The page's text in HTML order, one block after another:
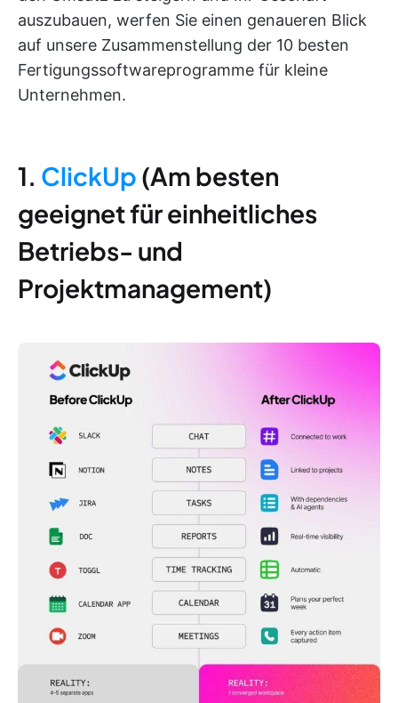
auszubauen, werfen Sie einen genaueren Blick
auf unsere Zusammenstellung der 10 besten
Fertigungssoftwareprogramme für kleine
Unternehmen.
1. ClickUp (Am besten
geeignet für einheitliches
Betriebs- und
Projektmanagement)